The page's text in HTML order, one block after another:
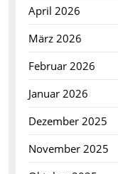
April 2026
März 2026
Februar 2026
Januar 2026
Dezember 2025
November 2025